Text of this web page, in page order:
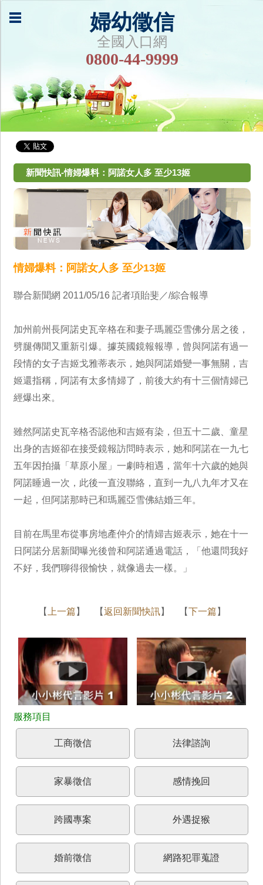
婦幼徵信
全國入口網
0800-44-9999
新聞快訊-情婦爆料：阿諾女人多 至少13姬
情婦爆料：阿諾女人多 至少13姬
聯合新聞網 2011/05/16 記者項貽斐／/綜合報導
加州前州長阿諾史瓦辛格在和妻子瑪麗亞雪佛分居之後，
劈腿傳聞又重新引爆。據英國鏡報報導，曾與阿諾有過一
段情的女子吉姬戈雅蒂表示，她與阿諾婚變一事無關，吉
姬還指稱，阿諾有太多情婦了，前後大約有十三個情婦已
經爆出來。
雖然阿諾史瓦辛格否認他和吉姬有染，但五十二歲、童星
出身的吉姬卻在接受鏡報訪問時表示，她和阿諾在一九七
五年因拍攝「草原小屋」一劇時相遇，當年十六歲的她與
阿諾睡過一次，此後一直沒聯絡，直到一九八九年才又在
一起，但阿諾那時已和瑪麗亞雪佛結婚三年。
目前在馬里布從事房地產仲介的情婦吉姬表示，她在十一
日阿諾分居新聞曝光後曾和阿諾通過電話，「他還問我好
不好，我們聊得很愉快，就像過去一樣。」
【 上一篇 】 【返回新聞快訊】 【下一篇 】
工商徵信 法律諮詢
家暴徵信 感情挽回
跨國專案 外遇捉猴
婚前徵信 網路犯罪蒐證